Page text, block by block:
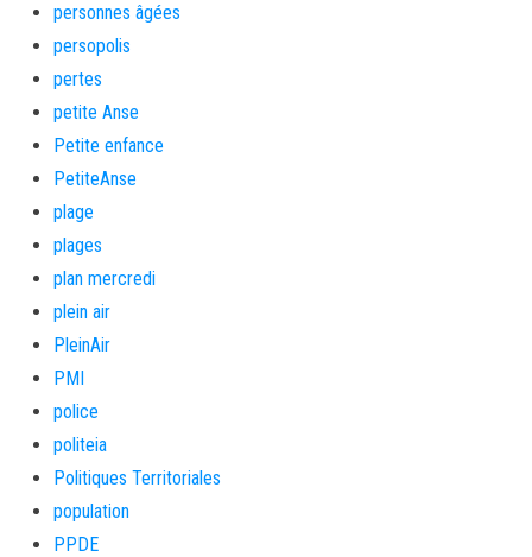
personnes âgées
persopolis
pertes
petite Anse
Petite enfance
PetiteAnse
plage
plages
plan mercredi
plein air
PleinAir
PMI
police
politeia
Politiques Territoriales
population
PPDE